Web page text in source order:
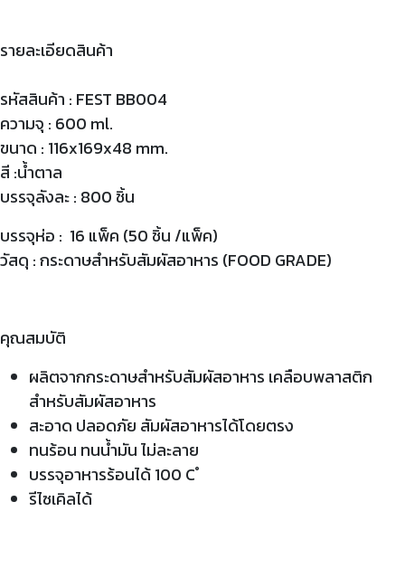
รายละเอียดสินค้า
รหัสสินค้า : FEST BB004
ความจุ : 600 ml.
ขนาด : 116x169x48 mm.
สี :น้ำตาล
บรรจุลังละ : 800 ชิ้น
บรรจุห่อ : 16 แพ็ค (50 ชิ้น /แพ็ค)
วัสดุ : กระดาษสำหรับสัมผัสอาหาร (FOOD GRADE)
คุณสมบัติ
ผลิตจากกระดาษสำหรับสัมผัสอาหาร เคลือบพลาสติก
สำหรับสัมผัสอาหาร
สะอาด ปลอดภัย สัมผัสอาหารได้โดยตรง
ทนร้อน ทนน้ำมัน ไม่ละลาย
บรรจุอาหารร้อนได้ 100 C ํ
รีไซเคิลได้